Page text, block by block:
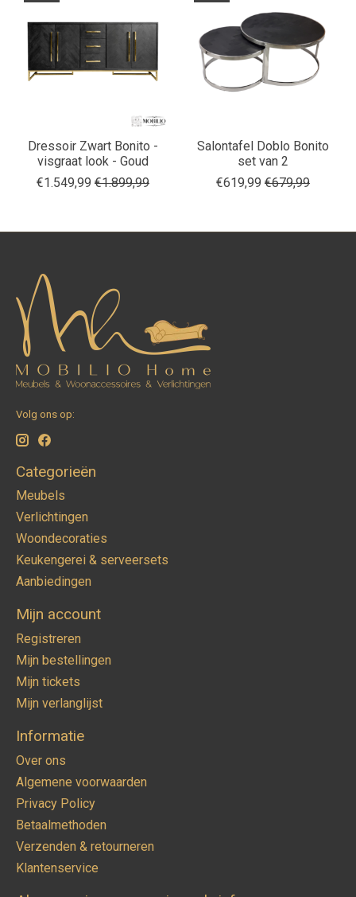
Dressoir Zwart Bonito -
visgraat look - Goud
€1.549,99 €1.899,99
Salontafel Doblo Bonito
set van 2
€619,99 €679,99
Volg ons op:
Categorieën
Meubels
Verlichtingen
Woondecoraties
Keukengerei & serveersets
Aanbiedingen
Mijn account
Registreren
Mijn bestellingen
Mijn tickets
Mijn verlanglijst
Informatie
Over ons
Algemene voorwaarden
Privacy Policy
Betaalmethoden
Verzenden & retourneren
Klantenservice